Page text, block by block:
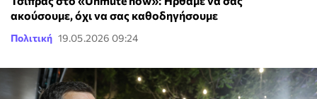
ακούσουμε, όχι να σας καθοδηγήσουμε
Πολιτική 19.05.2026 09:24